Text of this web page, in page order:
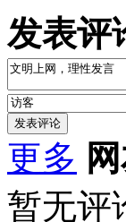
发表评
更多
暂无评